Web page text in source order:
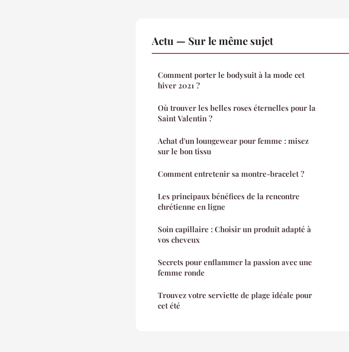
Actu — Sur le même sujet
Comment porter le bodysuit à la mode cet
hiver 2021 ?
Où trouver les belles roses éternelles pour la
Saint Valentin ?
Achat d'un loungewear pour femme : misez
sur le bon tissu
Comment entretenir sa montre-bracelet ?
Les principaux bénéfices de la rencontre
chrétienne en ligne
Soin capillaire : Choisir un produit adapté à
vos cheveux
Secrets pour enflammer la passion avec une
femme ronde
Trouvez votre serviette de plage idéale pour
cet été